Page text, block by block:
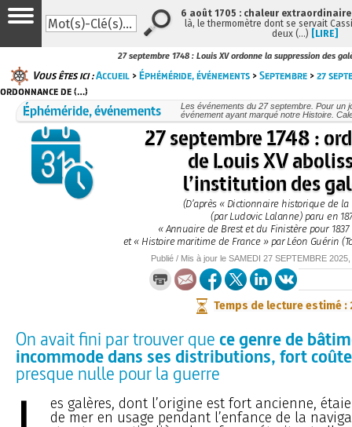
27 septembre 1748 : Louis XV ordonne la suppression des
Vous êtes ici :Accueil >Éphéméride, événements >Septembre >27
ordonnance de (…)
Éphéméride, événements
Les événements du 27 septembre. Pour un
événement ayant marqué notre Histoire.
27 septembre 1748 :
de Louis XV
l’institution des
(D’après « Dictionnaire historique de la
(par Ludovic Lalanne) paru en
« Annuaire de Brest et du Finistère pour 1837
et « Histoire maritime de France » par Léon Guérin
Publié / Mis à jour leSAMEDI 27 SEPTEMBRE 2025
Temps de lecture estimé :
On avait fini par trouver quece genre de
incommode dans ses distributions, fort
presque nulle pour la guerre
es galères, dont l’origine est fort ancienne,
de mer en usage pendant l’enfance de la
6 août 1705 : chaleur
là, le thermomètre dont se servait
deux (…) [LIRE]